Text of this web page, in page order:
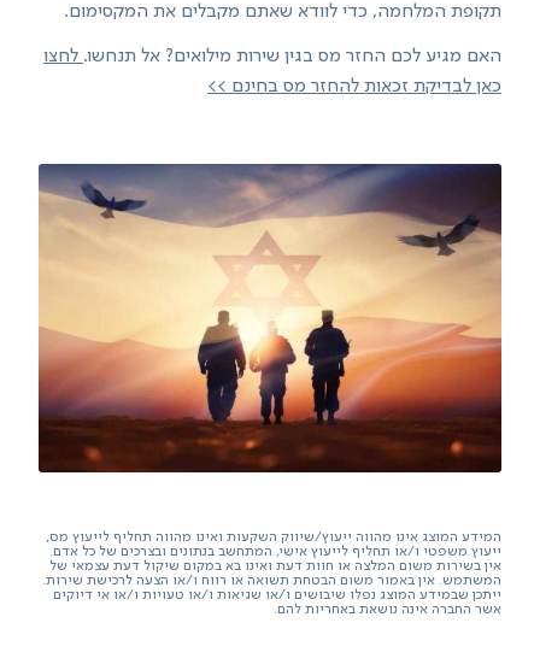
תקופת המלחמה, כדי לוודא שאתם מקבלים את המקסימום.
האם מגיע לכם החזר מס בגין שירות מילואים? אל תנחשו. לחצו
כאן לבדיקת זכאות להחזר מס בחינם >>
המידע המוצג אינו מהווה ייעוץ/שיווק השקעות ואינו מהווה תחליף לייעוץ מס,
ייעוץ משפטי ו/או תחליף לייעוץ אישי, המתחשב בנתונים ובצרכים של כל אדם.
אין בשירות משום המלצה או חוות דעת ואינו בא במקום שיקול דעת עצמאי של
המשתמש. אין באמור משום הבטחת תשואה או רווח ו/או הצעה לרכישת שירות.
ייתכן שבמידע המוצג נפלו שיבושים ו/או שגיאות ו/או טעויות ו/או אי דיוקים
אשר החברה אינה נושאת באחריות להם.